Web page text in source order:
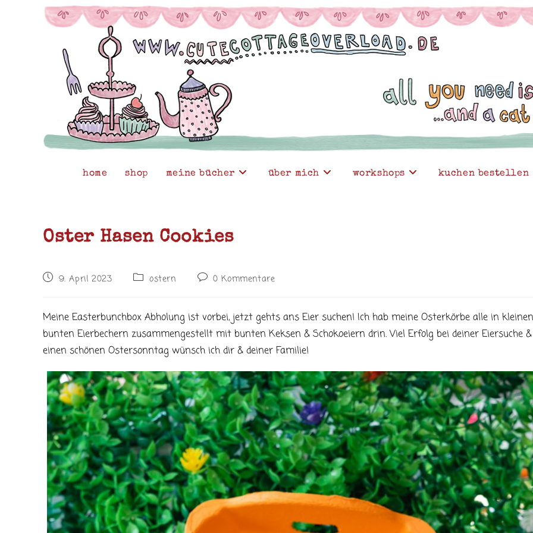
home shop meine bücher über mich workshops kuchen bestellen
Oster Hasen Cookies
Beitrag
veröffentlicht:
9. April 2023
Beitrags-
ostern
Beitrags-
0 Kommentare
Meine Easterbunchbox Abholung ist vorbei, jetzt gehts ans Eier suchen! Ich hab meine Osterkörbe alle in kleinen
bunten Eierbechern zusammengestellt mit bunten Keksen & Schokoeiern drin. Viel Erfolg bei deiner Eiersuche &
einen schönen Ostersonntag wünsch ich dir & deiner Familie!